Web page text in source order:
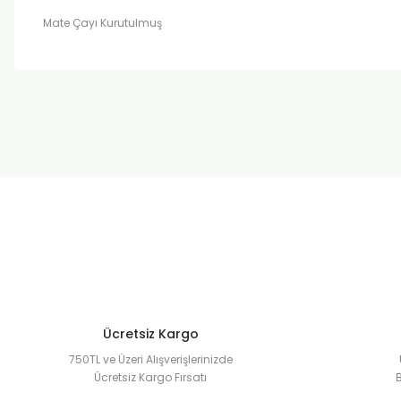
Mate Çayı Kurutulmuş
Ücretsiz Kargo
750TL ve Üzeri Alışverişlerinizde
Ücretsiz Kargo Fırsatı